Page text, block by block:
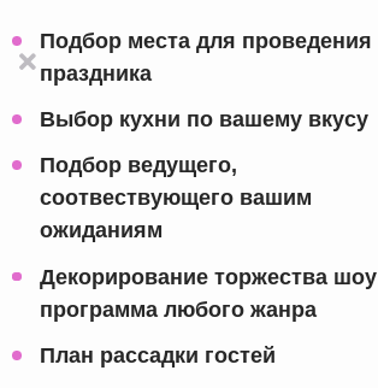
Подбор места для проведения
праздника
Выбор кухни по вашему вкусу
Подбор ведущего,
соотвествующего вашим
ожиданиям
Декорирование торжества шоу
программа любого жанра
План рассадки гостей